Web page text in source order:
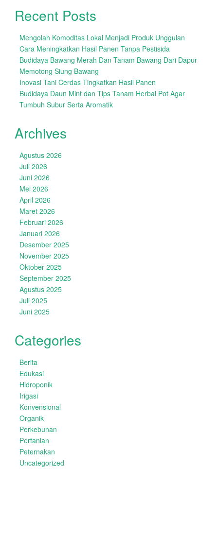
Recent Posts
Mengolah Komoditas Lokal Menjadi Produk Unggulan
Cara Meningkatkan Hasil Panen Tanpa Pestisida
Budidaya Bawang Merah Dan Tanam Bawang Dari Dapur
Memotong Siung Bawang
Inovasi Tani Cerdas Tingkatkan Hasil Panen
Budidaya Daun Mint dan Tips Tanam Herbal Pot Agar
Tumbuh Subur Serta Aromatik
Archives
Agustus 2026
Juli 2026
Juni 2026
Mei 2026
April 2026
Maret 2026
Februari 2026
Januari 2026
Desember 2025
November 2025
Oktober 2025
September 2025
Agustus 2025
Juli 2025
Juni 2025
Categories
Berita
Edukasi
Hidroponik
Irigasi
Konvensional
Organik
Perkebunan
Pertanian
Peternakan
Uncategorized